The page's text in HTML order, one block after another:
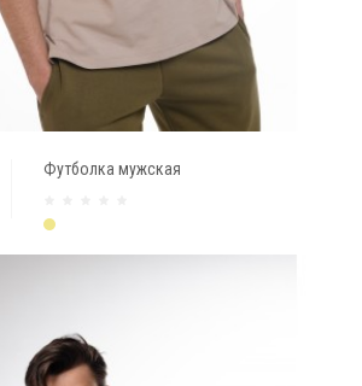
Футболка мужская
Бежевый